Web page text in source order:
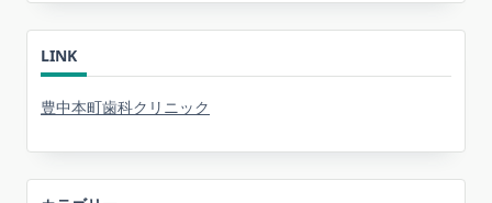
LINK
豊中本町歯科クリニック